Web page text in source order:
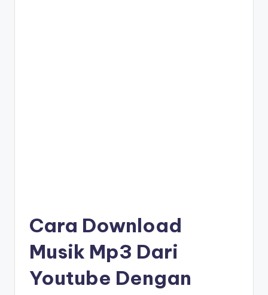
Cara Download
Musik Mp3 Dari
Youtube Dengan